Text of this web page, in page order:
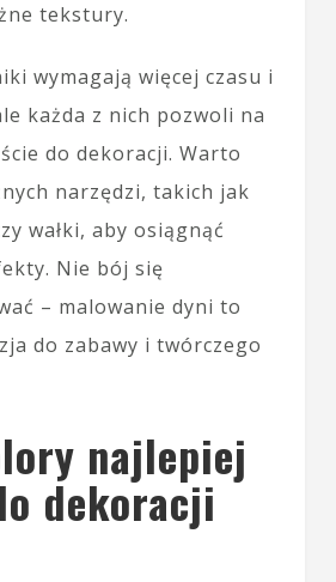
tekstury.
wymagają więcej czasu i
każda z nich pozwoli na
do dekoracji. Warto
narzędzi, takich jak
wałki, aby osiągnąć
Nie bój się
– malowanie dyni to
do zabawy i twórczego
najlepiej
dekoracji